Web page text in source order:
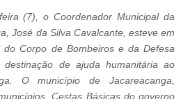
(7), o Coordenador Municipal da
José da Silva Cavalcante, esteve em
Corpo de Bombeiros e da Defesa
de ajuda humanitária ao
O município de Jacareacanga,
Cestas Básicas do governo